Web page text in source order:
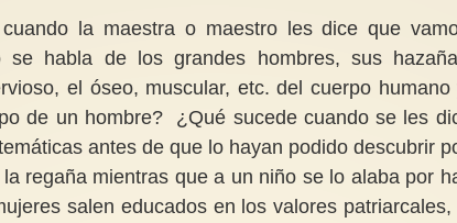
la maestra o maestro les dice que
habla de los grandes hombres, sus
el óseo, muscular, etc. del cuerpo humano
de un hombre? ¿Qué sucede cuando se les
antes de que lo hayan podido descubrir
regaña mientras que a un niño se lo alaba por
salen educados en los valores patriarcales,